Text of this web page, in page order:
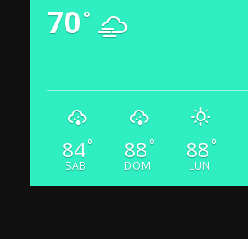
70 °
84°
SAB
88 °
DOM
88 °
LUN